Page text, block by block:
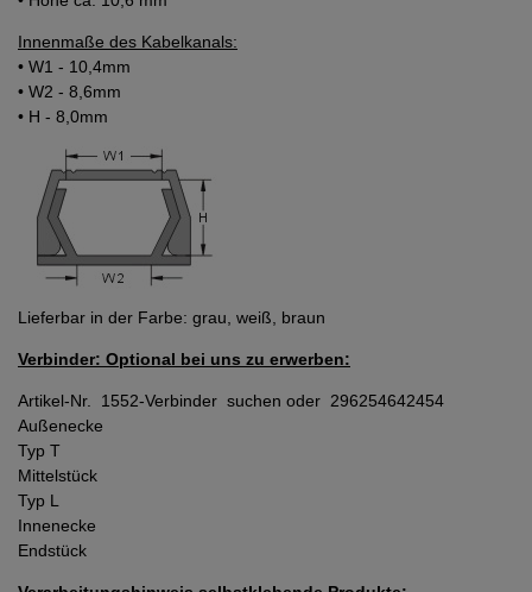
Innenmaße des Kabelkanals:
• W1 - 10,4mm
• W2 - 8,6mm
• H - 8,0mm
Lieferbar in der Farbe: grau, weiß, braun
Verbinder: Optional bei uns zu erwerben:
Artikel-Nr. 1552-Verbinder suchen oder 296254642454
Außenecke
Typ T
Mittelstück
Typ L
Innenecke
Endstück